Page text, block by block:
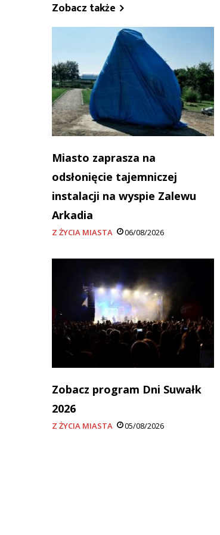
Zobacz także
Miasto zaprasza na
odsłonięcie tajemniczej
instalacji na wyspie Zalewu
Arkadia
Z ŻYCIA MIASTA 06/08/2026
Zobacz program Dni Suwałk
2026
Z ŻYCIA MIASTA 05/08/2026